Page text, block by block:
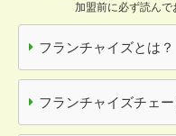
加盟前に必ず読んで
フランチャイズとは？
フランチャイズチェ